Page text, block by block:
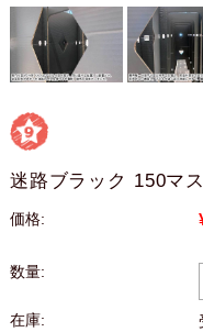
迷路ブラック 150マス
価格:
数量:
在庫: